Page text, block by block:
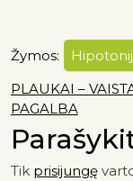
Žymos:
PLAUKAI –
PAGALBA
Tik prisijungę